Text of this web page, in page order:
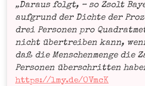
„Dar­aus folgt, – so Zsolt
auf­grund der Dich­te der
drei Per­so­nen pro
nicht über­trei­ben kann,
daß die Men­schen­men­ge die
Per­so­nen über­schrit­ten
https://lmy.de/OVmcK